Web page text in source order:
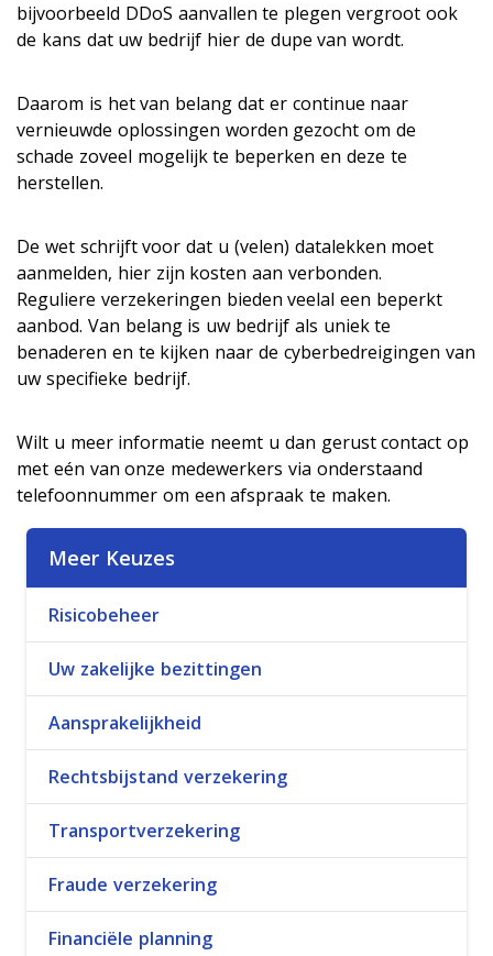
bijvoorbeeld DDoS aanvallen te plegen vergroot ook
de kans dat uw bedrijf hier de dupe van wordt.
Daarom is het van belang dat er continue naar
vernieuwde oplossingen worden gezocht om de
schade zoveel mogelijk te beperken en deze te
herstellen.
De wet schrijft voor dat u (velen) datalekken moet
aanmelden, hier zijn kosten aan verbonden.
Reguliere verzekeringen bieden veelal een beperkt
aanbod. Van belang is uw bedrijf als uniek te
benaderen en te kijken naar de cyberbedreigingen van
uw specifieke bedrijf.
Wilt u meer informatie neemt u dan gerust contact op
met eén van onze medewerkers via onderstaand
telefoonnummer om een afspraak te maken.
Meer Keuzes
Risicobeheer
Uw zakelijke bezittingen
Aansprakelijkheid
Rechtsbijstand verzekering
Transportverzekering
Fraude verzekering
Financiële planning